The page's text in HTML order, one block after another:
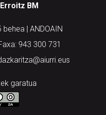
BM
| ANDOAIN
943 300 731
garatua